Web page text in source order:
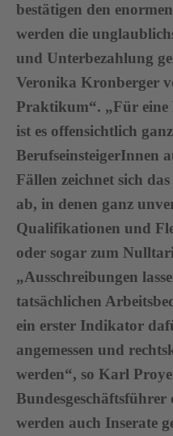
bestätigen den
werden die
und Unterbezahlung
Veronika Kronberger
Praktikum“. „Für eine
ist es offensichtlich
BerufseinsteigerInnen
Fällen zeichnet sich
ab, in denen ganz
Qualifikationen und
oder sogar zum
„Ausschreibungen
tatsächlichen
ein erster Indikator
angemessen und
werden“, so Karl
werden auch Inserate